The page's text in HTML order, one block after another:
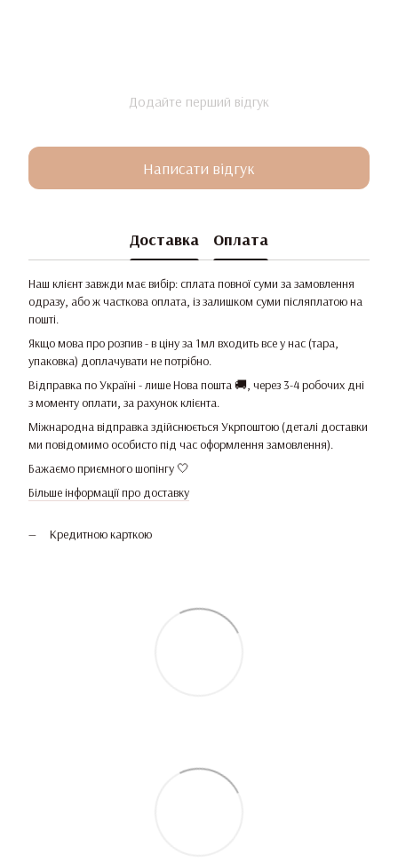
Додайте перший відгук
Написати відгук
Доставка Оплата
Наш клієнт завжди має вибір: сплата повної суми за замовлення
одразу, або ж часткова оплата, із залишком суми післяплатою на
пошті.
Якщо мова про розпив - в ціну за 1мл входить все у нас (тара,
упаковка) доплачувати не потрібно.
Відправка по Україні - лише Нова пошта 🚚, через 3-4 робочих дні
з моменту оплати, за рахунок клієнта.
Міжнародна відправка здійснюється Укрпоштою (деталі доставки
ми повідомимо особисто під час оформлення замовлення).
Бажаємо приємного шопінгу 🤍
Більше інформації про доставку
Кредитною карткою